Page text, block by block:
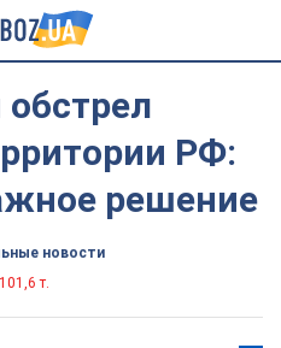
РФ:
решение
новости
101,6 т.